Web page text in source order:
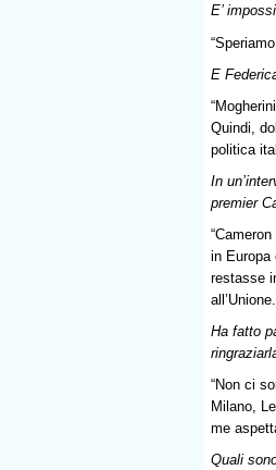
E’
E
Quindi,
politica
In
premier
in Europa
restasse
Ha fatto
“Non ci
Milano,
me
Quali